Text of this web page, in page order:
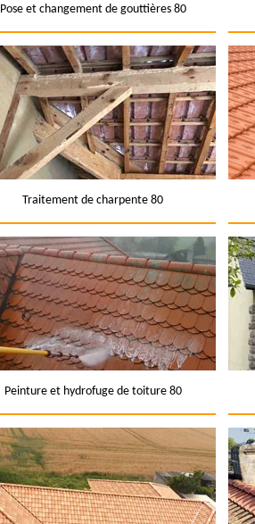
Pose et changement de gouttières 80
Traitement de charpente 80
Peinture et hydrofuge de toiture 80